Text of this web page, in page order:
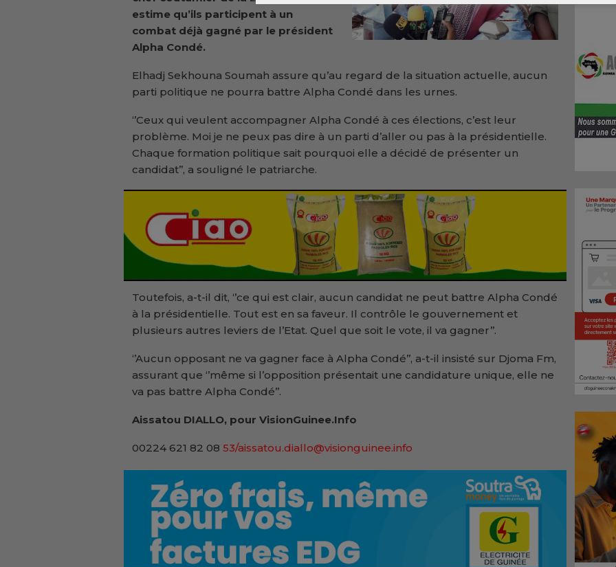
estime qu’ils participent à un
combat déjà gagné par le président
Alpha Condé.
Elhadj Sekhouna Soumah assure qu’au regard de la situation actuelle, aucun
parti politique ne pourra battre Alpha Condé dans les urnes.
‘’Ceux qui veulent accompagner Alpha Condé à ces élections, c’est leur
problème. Moi je ne peux pas dire à un parti d’aller ou pas à la présidentielle.
Chaque formation politique sait pourquoi elle a décidé de présenter un
candidat’’, a souligné le patriarche.
Toutefois, a-t-il dit, ‘’ce qui est clair, aucun candidat ne peut battre Alpha Condé
à la présidentielle. Tout est en sa faveur. Il contrôle le gouvernement et
plusieurs autres leviers de l’Etat. Quel que soit le vote, il va gagner’’.
‘’Aucun opposant ne va gagner face à Alpha Condé’’, a-t-il insisté sur Djoma Fm,
assurant que ‘’même si l’opposition présentait une candidature unique, elle ne
va pas battre Alpha Condé’’.
Aissatou DIALLO, pour VisionGuinee.Info
00224 621 82 08 53/aissatou.diallo@visionguinee.info